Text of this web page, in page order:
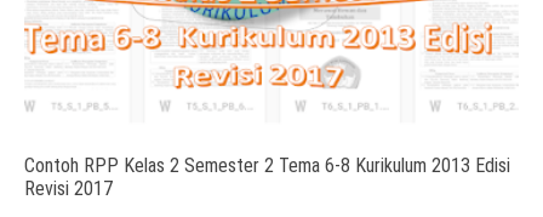
Contoh RPP Kelas 2 Semester 2 Tema 6-8 Kurikulum 2013 Edisi
Revisi 2017